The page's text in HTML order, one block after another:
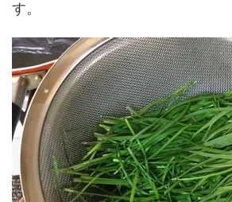
す。